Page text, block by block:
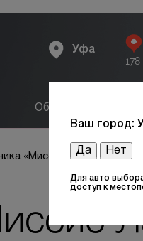
Уфа
Ваш город:
Да Нет
Для авто
доступ к
Оборудование
«Миссис Лазер» на